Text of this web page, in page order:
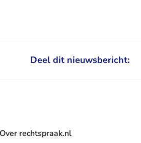
Deel dit nieuwsbericht:
Over rechtspraak.nl